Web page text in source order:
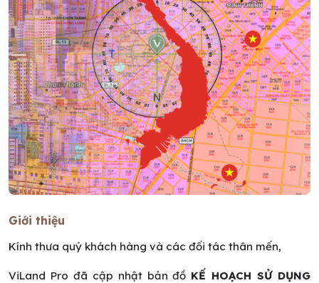
Giới thiệu
Kính thưa quý khách hàng và các đối tác thân mến,
ViLand Pro đã cập nhật bản đồ KẾ HOẠCH SỬ DỤNG